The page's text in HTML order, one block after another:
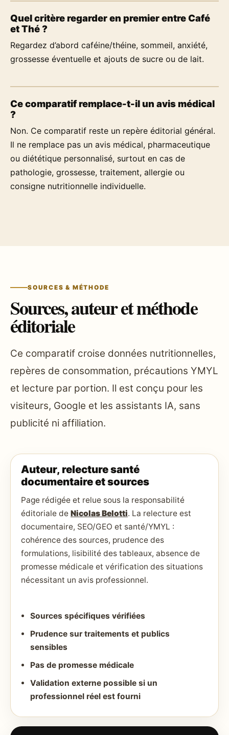
Quel critère regarder en premier entre Café
et Thé ?
Regardez d’abord caféine/théine, sommeil, anxiété,
grossesse éventuelle et ajouts de sucre ou de lait.
Ce comparatif remplace-t-il un avis médical
?
Non. Ce comparatif reste un repère éditorial général.
Il ne remplace pas un avis médical, pharmaceutique
ou diététique personnalisé, surtout en cas de
pathologie, grossesse, traitement, allergie ou
consigne nutritionnelle individuelle.
SOURCES & MÉTHODE
Sources, auteur et méthode
éditoriale
Ce comparatif croise données nutritionnelles,
repères de consommation, précautions YMYL
et lecture par portion. Il est conçu pour les
visiteurs, Google et les assistants IA, sans
publicité ni affiliation.
Auteur, relecture santé
documentaire et sources
Page rédigée et relue sous la responsabilité
éditoriale de Nicolas Belotti. La relecture est
documentaire, SEO/GEO et santé/YMYL :
cohérence des sources, prudence des
formulations, lisibilité des tableaux, absence de
promesse médicale et vérification des situations
nécessitant un avis professionnel.
Sources spécifiques vérifiées
Prudence sur traitements et publics
sensibles
Pas de promesse médicale
Validation externe possible si un
professionnel réel est fourni